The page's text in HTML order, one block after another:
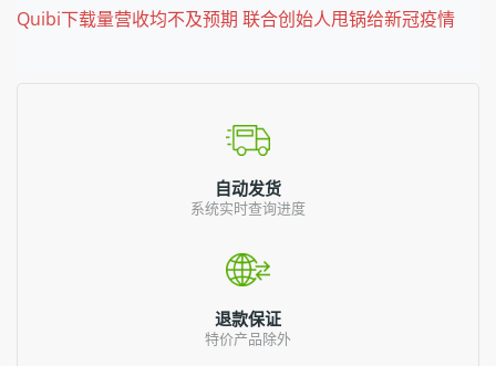
Quibi下载量营收均不及预期 联合创始人甩锅给新冠疫情
自动发货
系统实时查询进度
退款保证
特价产品除外